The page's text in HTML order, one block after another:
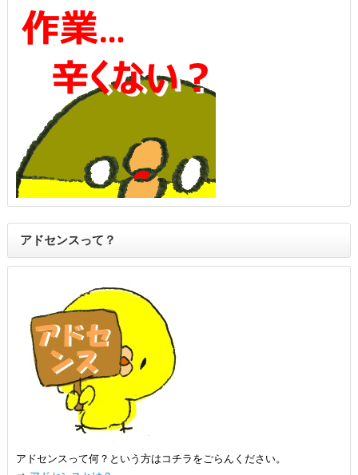
アドセンスって？
アドセンスって何？という方はコチラをごらんください。